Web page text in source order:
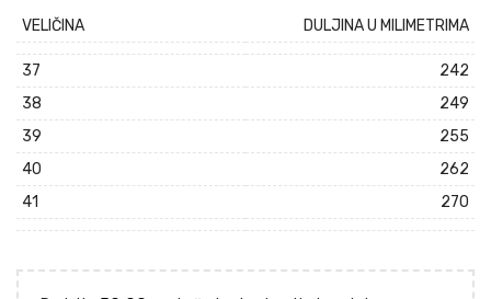
VELIČINA DULJINA U MILIMETRIMA
37
242
38
249
39
255
40
262
41
270